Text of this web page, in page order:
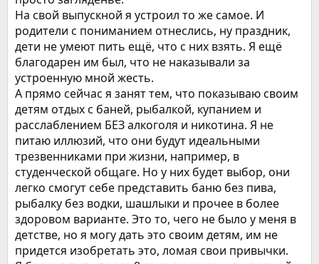
На свой выпускной я устроил то же самое. И
родители с пониманием отнеслись, ну праздник,
дети не умеют пить ещё, что с них взять. Я ещё
благодарен им был, что не наказывали за
устроенную мной жесть.
А прямо сейчас я занят тем, что показываю своим
детям отдых с баней, рыбалкой, купанием и
расслаблением БЕЗ алкоголя и никотина. Я не
питаю иллюзий, что они будут идеальными
трезвенниками при жизни, например, в
студенческой общаге. Но у них будет выбор, они
легко смогут себе представить баню без пива,
рыбалку без водки, шашлыки и прочее в более
здоровом варианте. Это то, чего не было у меня в
детстве, но я могу дать это своим детям, им не
придется изобретать это, ломая свои привычки.